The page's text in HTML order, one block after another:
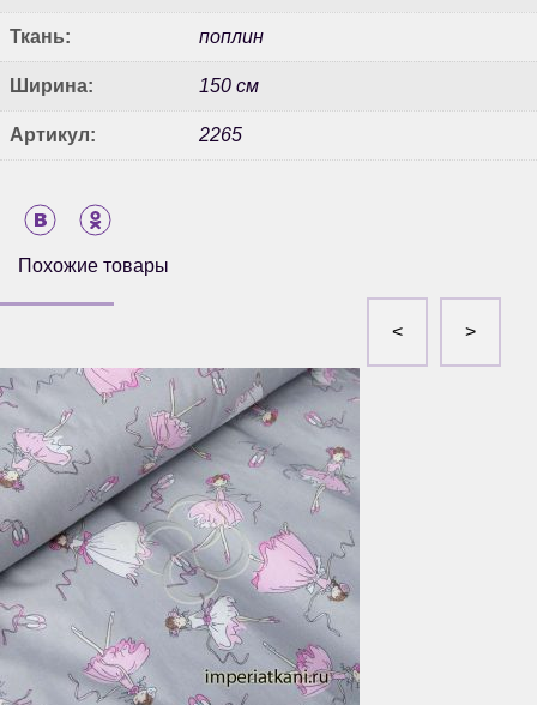
Ткань: поплин
Ширина: 150 см
Артикул: 2265
Похожие товары